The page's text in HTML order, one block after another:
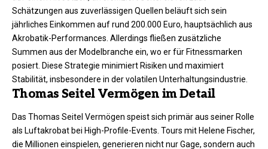
Schätzungen aus zuverlässigen Quellen beläuft sich sein
jährliches Einkommen auf rund 200.000 Euro, hauptsächlich aus
Akrobatik-Performances. Allerdings fließen zusätzliche
Summen aus der Modelbranche ein, wo er für Fitnessmarken
posiert. Diese Strategie minimiert Risiken und maximiert
Stabilität, insbesondere in der volatilen Unterhaltungsindustrie.​
Thomas Seitel Vermögen im Detail
Das Thomas Seitel Vermögen speist sich primär aus seiner Rolle
als Luftakrobat bei High-Profile-Events. Tours mit Helene Fischer,
die Millionen einspielen, generieren nicht nur Gage, sondern auch